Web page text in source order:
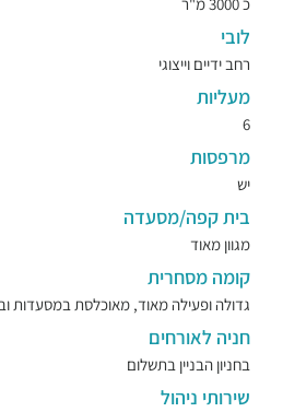
לובי
רחב ידיים וייצוגי
מעליות
6
מרפסות
יש
בית קפה/מסעדה
מגוון מאוד
קומה מסחרית
גדולה ופעילה מאוד, מאוכלסת במסעדות
חניה לאורחים
בחניון הבניין בתשלום
שירותי ניהול